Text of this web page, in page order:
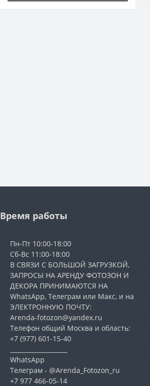
Время работы
Пн-Пт 10:00-18:00
Сб-Вс 11:00-18:00
В СВЯЗИ С БОЛЬШОЙ ЗАГРУЗКОЙ,
ЗАПРОСЫ НА АРЕНДУ ФОТОЗОН И
ДЕКОРА ПРИНИМАЮТСЯ НА
WhatsApp, Телеграм или Макс, и на
ЭЛЕКТРОННУЮ ПОЧТУ:
Arenda-fotozon@yandex.ru
Телефон общий Москва и область:
+7 (977) 601-15-40
WhatsApp
Телеграм - @Arenda_Fotozon_ru
+7 977 466-05-14